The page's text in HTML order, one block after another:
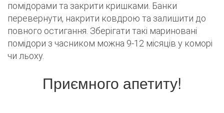
помідорами та закрити кришками. Банки
перевернути, накрити ковдрою та залишити до
повного остигання. Зберігати такі мариновані
помідори з часником можна 9-12 місяців у коморі
чи льоху.
Приємного апетиту!